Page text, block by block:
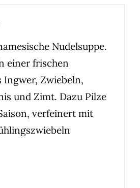
Nudelsuppe.
einer frischen
Ingwer, Zwiebeln,
und Zimt. Dazu Pilze
verfeinert mit